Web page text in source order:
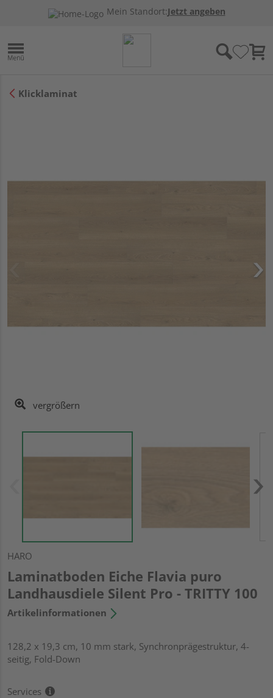
Mein Standort:Jetzt angeben
Klicklaminat
vergrößern
HARO
Laminatboden Eiche Flavia puro
Landhausdiele Silent Pro - TRITTY 100
Artikelinformationen
128,2 x 19,3 cm, 10 mm stark, Synchronprägestruktur, 4-
seitig, Fold-Down
Services